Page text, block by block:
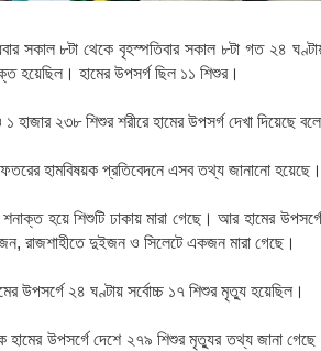
সকাল ৮টা থেকে বৃহস্পতিবার সকাল ৮টা গত ২৪
হয়েছিল। হামের উপসর্গ ছিল ১১ শিশুর।
১ হাজার ২৩৮ শিশুর শরীরে হামের উপসর্গ দেখা দিয়েছে
হামবিষয়ক প্রতিবেদনে এসব তথ্য জানানো হয়েছে।
শনাক্ত হয়ে শিশুটি ঢাকায় মারা গেছে। আর হামের উপসর্গে
, রাজশাহীতে দুইজন ও সিলেটে একজন মারা গেছে।
উপসর্গে ২৪ ঘণ্টায় সর্বোচ্চ ১৭ শিশুর মৃত্যু হয়েছিল।
হামের উপসর্গে দেশে ২৭৯ শিশুর মৃত্যুর তথ্য জানা